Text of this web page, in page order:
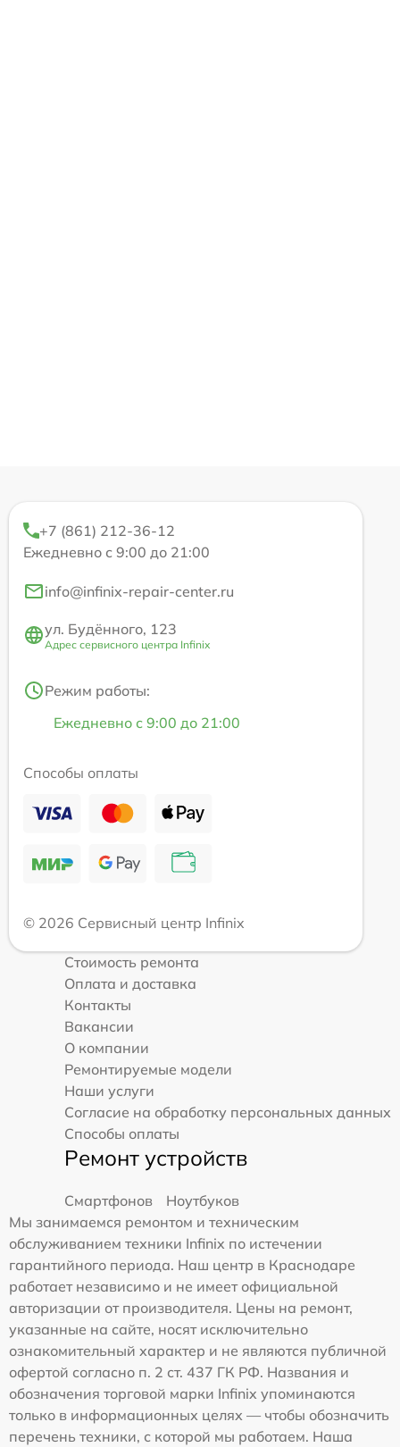
+7 (861) 212-36-12
Ежедневно с 9:00 до 21:00
info@infinix-repair-center.ru
ул. Будённого, 123
Адрес сервисного центра Infinix
Режим работы:
Ежедневно с 9:00 до 21:00
Способы оплаты
© 2026 Сервисный центр Infinix
Стоимость ремонта
Оплата и доставка
Контакты
Вакансии
О компании
Ремонтируемые модели
Наши услуги
Согласие на обработку персональных данных
Способы оплаты
Ремонт устройств
Смартфонов
Ноутбуков
Мы занимаемся ремонтом и техническим
обслуживанием техники Infinix по истечении
гарантийного периода. Наш центр в Краснодаре
работает независимо и не имеет официальной
авторизации от производителя. Цены на ремонт,
указанные на сайте, носят исключительно
ознакомительный характер и не являются публичной
офертой согласно п. 2 ст. 437 ГК РФ. Названия и
обозначения торговой марки Infinix упоминаются
только в информационных целях — чтобы обозначить
перечень техники, с которой мы работаем. Наша